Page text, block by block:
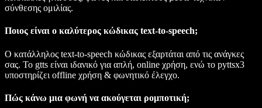
σύνθεσης ομιλίας.
Ποιος είναι ο καλύτερος κώδικας text-to-speech;
Ο κατάλληλος text-to-speech κώδικας εξαρτάται από τις ανάγκες
σας. Το gtts είναι ιδανικό για απλή, online χρήση, ενώ το pyttsx3
υποστηρίζει offline χρήση & φωνητικό έλεγχο.
Πώς κάνω μια φωνή να ακούγεται ρομποτική;